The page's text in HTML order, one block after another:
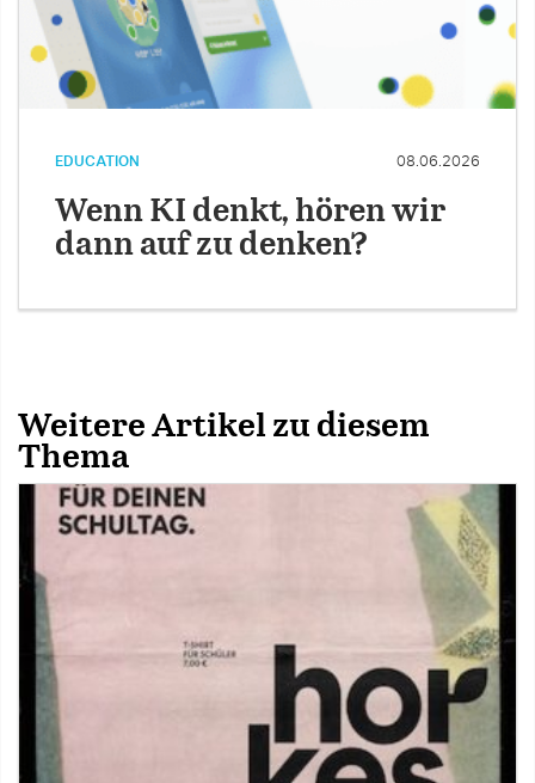
EDUCATION 08.06.2026
Wenn KI denkt, hören wir
dann auf zu denken?
Weitere Artikel zu diesem
Thema